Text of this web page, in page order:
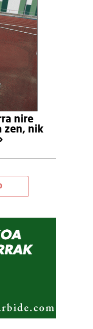
nire
zen, nik